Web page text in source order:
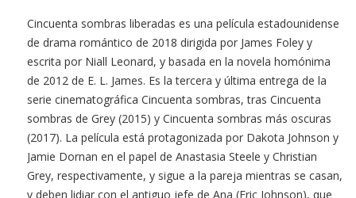
Cincuenta sombras liberadas es una película estadounidense
de drama romántico de 2018 dirigida por James Foley y
escrita por Niall Leonard, y basada en la novela homónima
de 2012 de E. L. James. Es la tercera y última entrega de la
serie cinematográfica Cincuenta sombras, tras Cincuenta
sombras de Grey (2015) y Cincuenta sombras más oscuras
(2017). La película está protagonizada por Dakota Johnson y
Jamie Dornan en el papel de Anastasia Steele y Christian
Grey, respectivamente, y sigue a la pareja mientras se casan,
y deben lidiar con el antiguo jefe de Ana (Eric Johnson), que